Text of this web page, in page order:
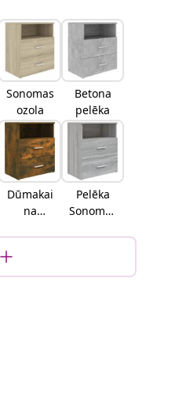
Sonomas
ozola
Betona
pelēka
Dūmakai
na
Pelēka
Sonomas